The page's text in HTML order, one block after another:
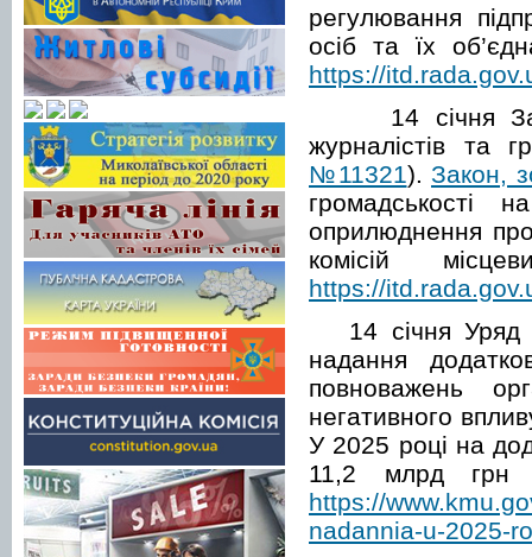
регулювання
осіб та їх
https://
14 січня
журналістів та
№11321). Закон,
громадськості
оприлюднення
комісій
https://
14 січня Уряд
надання
повноважень
негативного
У 2025 році на
11,2 млрд грн
https://
nadannia-u-2025-